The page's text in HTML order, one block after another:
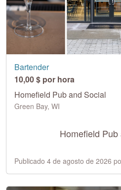
Bartender
10,00 $ por hora
Homefield Pub and Social
Green Bay, WI
Homefield
Publicado 4 de agosto de 2026